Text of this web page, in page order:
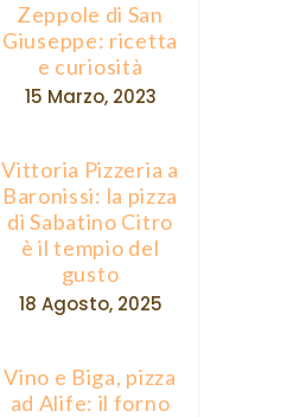
Zeppole di San
Giuseppe: ricetta
e curiosità
15 Marzo, 2023
Vittoria Pizzeria a
Baronissi: la pizza
di Sabatino Citro
è il tempio del
gusto
18 Agosto, 2025
Vino e Biga, pizza
ad Alife: il forno